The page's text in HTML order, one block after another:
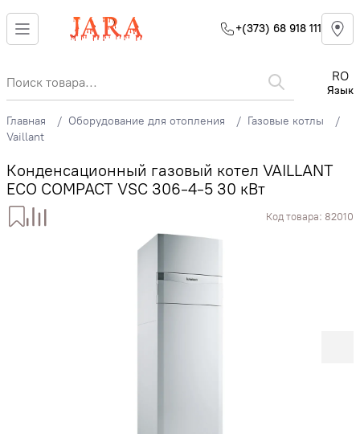
+(373) 68 918 111
RO
Язык
Главная Оборудование для отопления
Газовые котлы
Vaillant
Конденсационный газовый котел VAILLANT
ECO COMPACT VSC 306-4-5 30 кВт
Код товара: 82010